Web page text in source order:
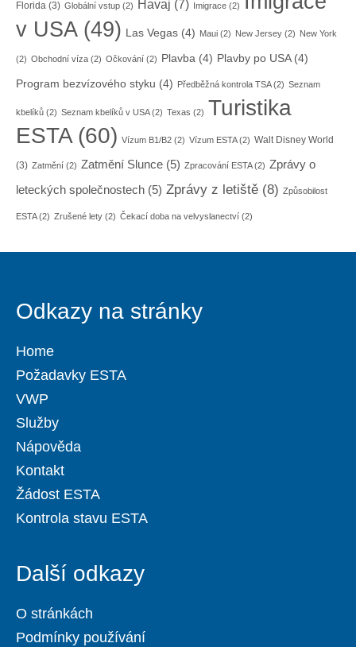
Florida (3) Globální vstup (2) Havaj (7) Imigrace (2)
v USA(49) Las Vegas (4) Maui (2) New Jersey (2) New York
(2) Obchodní víza (2) Očkování (2) Plavba (4) Plavby po USA(4)
Program bezvízového styku (4) Předběžná kontrola TSA(2) Seznam
kbelíků (2) Seznam kbelíků v USA(2) Texas (2) Turistika
ESTA(60) Vízum B1/B2 (2) Vízum ESTA(2) Walt Disney World
(3) Zatmění (2) Zatmění Slunce (5) Zpracování ESTA(2) Zprávy o
leteckých společnostech (5) Zprávy z letiště (8) Způsobilost
ESTA(2) Zrušené lety (2) Čekací doba na velvyslanectví (2)
Odkazy na stránky
Home
Požadavky ESTA
VWP
Služby
Nápověda
Kontakt
Žádost ESTA
Kontrola stavu ESTA
Další odkazy
O stránkách
Podmínky používání